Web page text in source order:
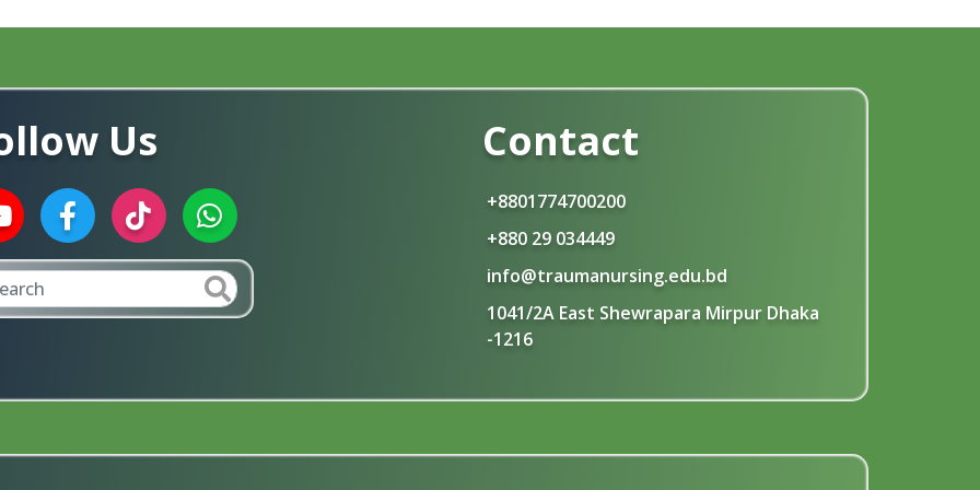
Us Contact
+8801774700200
+880 29 034449
info@traumanursing.edu.bd
1041/2A East Shewrapara Mirpur Dhaka
-1216